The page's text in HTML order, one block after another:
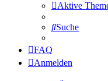
Aktive
Suche
FAQ
Anmelden